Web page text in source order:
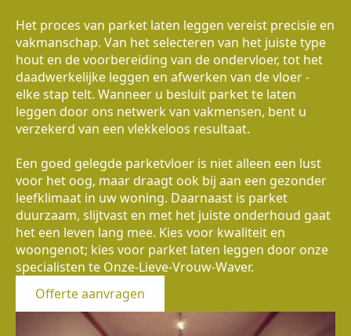
Het proces van parket laten leggen vereist precisie en
vakmanschap. Van het selecteren van het juiste type
hout en de voorbereiding van de ondervloer, tot het
daadwerkelijke leggen en afwerken van de vloer -
elke stap telt. Wanneer u besluit parket te laten
leggen door ons netwerk van vakmensen, bent u
verzekerd van een vlekkeloos resultaat.
Een goed gelegde parketvloer is niet alleen een lust
voor het oog, maar draagt ook bij aan een gezonder
leefklimaat in uw woning. Daarnaast is parket
duurzaam, slijtvast en met het juiste onderhoud gaat
het een leven lang mee. Kies voor kwaliteit en
woongenot; kies voor parket laten leggen door onze
specialisten te Onze-Lieve-Vrouw-Waver.
Offerte aanvragen